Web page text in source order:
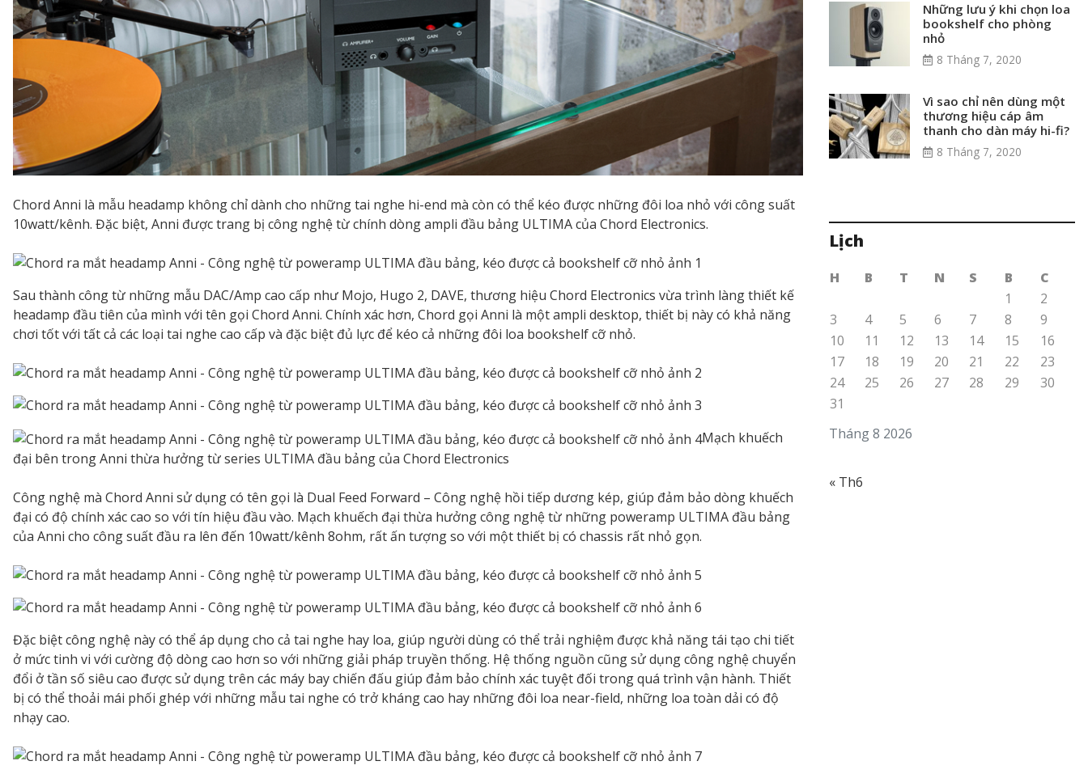
Chord Anni là mẫu headamp không chỉ dành cho những tai nghe hi-end mà còn có thể kéo được những đôi loa nhỏ với công suất
10watt/kênh. Đặc biệt, Anni được trang bị công nghệ từ chính dòng ampli đầu bảng ULTIMA của Chord Electronics.
Sau thành công từ những mẫu DAC/Amp cao cấp như Mojo, Hugo 2, DAVE, thương hiệu Chord Electronics vừa trình làng thiết kế
headamp đầu tiên của mình với tên gọi Chord Anni. Chính xác hơn, Chord gọi Anni là một ampli desktop, thiết bị này có khả năng
chơi tốt với tất cả các loại tai nghe cao cấp và đặc biệt đủ lực để kéo cả những đôi loa bookshelf cỡ nhỏ.
Mạch khuếch
đại bên trong Anni thừa hưởng từ series ULTIMA đầu bảng của Chord Electronics
Công nghệ mà Chord Anni sử dụng có tên gọi là Dual Feed Forward – Công nghệ hồi tiếp dương kép, giúp đảm bảo dòng khuếch
đại có độ chính xác cao so với tín hiệu đầu vào. Mạch khuếch đại thừa hưởng công nghệ từ những poweramp ULTIMA đầu bảng
của Anni cho công suất đầu ra lên đến 10watt/kênh 8ohm, rất ấn tượng so với một thiết bị có chassis rất nhỏ gọn.
Đặc biệt công nghệ này có thể áp dụng cho cả tai nghe hay loa, giúp người dùng có thể trải nghiệm được khả năng tái tạo chi tiết
ở mức tinh vi với cường độ dòng cao hơn so với những giải pháp truyền thống. Hệ thống nguồn cũng sử dụng công nghệ chuyển
đổi ở tần số siêu cao được sử dụng trên các máy bay chiến đấu giúp đảm bảo chính xác tuyệt đối trong quá trình vận hành. Thiết
bị có thể thoải mái phối ghép với những mẫu tai nghe có trở kháng cao hay những đôi loa near-field, những loa toàn dải có độ
nhạy cao.
Những lưu ý khi chọn loa
bookshelf cho phòng
nhỏ
8 Tháng 7, 2020
Vì sao chỉ nên dùng một
thương hiệu cáp âm
thanh cho dàn máy hi-fi?
8 Tháng 7, 2020
Lịch
Tháng 8 2026
H B T N S B
C
1
2
3
4 5 6 7 8
9
10
11 12 13 14 15
16
17
18 19 20 21 22
23
24
25 26 27 28 29
30
31
« Th6